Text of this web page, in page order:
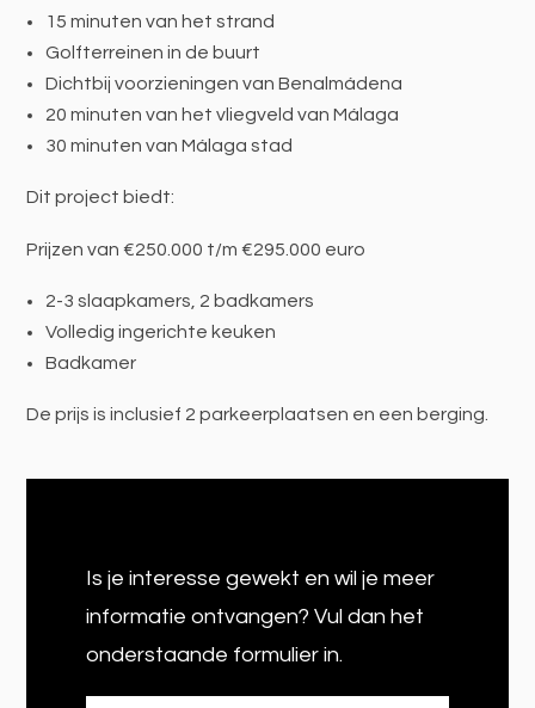
15 minuten van het strand
Golfterreinen in de buurt
Dichtbij voorzieningen van Benalmádena
20 minuten van het vliegveld van Málaga
30 minuten van Málaga stad
Dit project biedt:
Prijzen van €250.000 t/m €295.000 euro
2-3 slaapkamers, 2 badkamers
Volledig ingerichte keuken
Badkamer
De prijs is inclusief 2 parkeerplaatsen en een berging.
Is je interesse gewekt en wil je meer
informatie ontvangen? Vul dan het
onderstaande formulier in.